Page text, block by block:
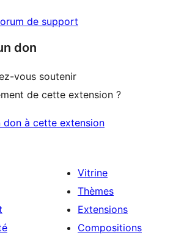
de support
don
vous soutenir
de cette extension ?
don à cette extension
Vitrine
Thèmes
Extensions
Compositions